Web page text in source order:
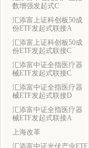
数增强发起式C
汇添富上证科创板50成
份ETF发起式联接A
汇添富上证科创板50成
份ETF发起式联接C
汇添富中证全指医疗器
械ETF发起式联接C
汇添富中证全指医疗器
械ETF发起式联接D
汇添富中证全指医疗器
械ETF发起式联接A
上海改革
汇添富中证光伏产业ETF